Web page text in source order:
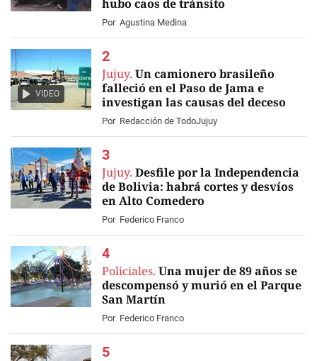
hubo caos de tránsito
Por Agustina Medina
VIDEO
Jujuy. Un camionero brasileño
falleció en el Paso de Jama e
investigan las causas del deceso
Por Redacción de TodoJujuy
Jujuy. Desfile por la Independencia
de Bolivia: habrá cortes y desvíos
en Alto Comedero
Por Federico Franco
Policiales. Una mujer de 89 años se
descompensó y murió en el Parque
San Martín
Por Federico Franco